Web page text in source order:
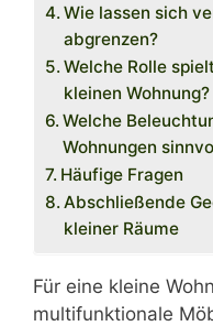
Wie lassen sich
abgrenzen?
Welche Rolle
kleinen Wohnung?
Welche
Wohnungen
Häufige Fragen
Abschließende
kleiner Räume
Für eine kleine
multifunktionale